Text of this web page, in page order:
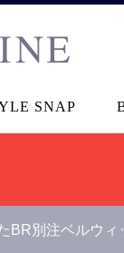
SNAP
BR別注ベルウィ